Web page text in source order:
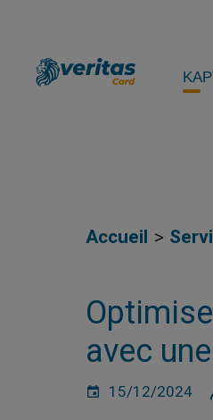
Accueil
avec
15/12/2024